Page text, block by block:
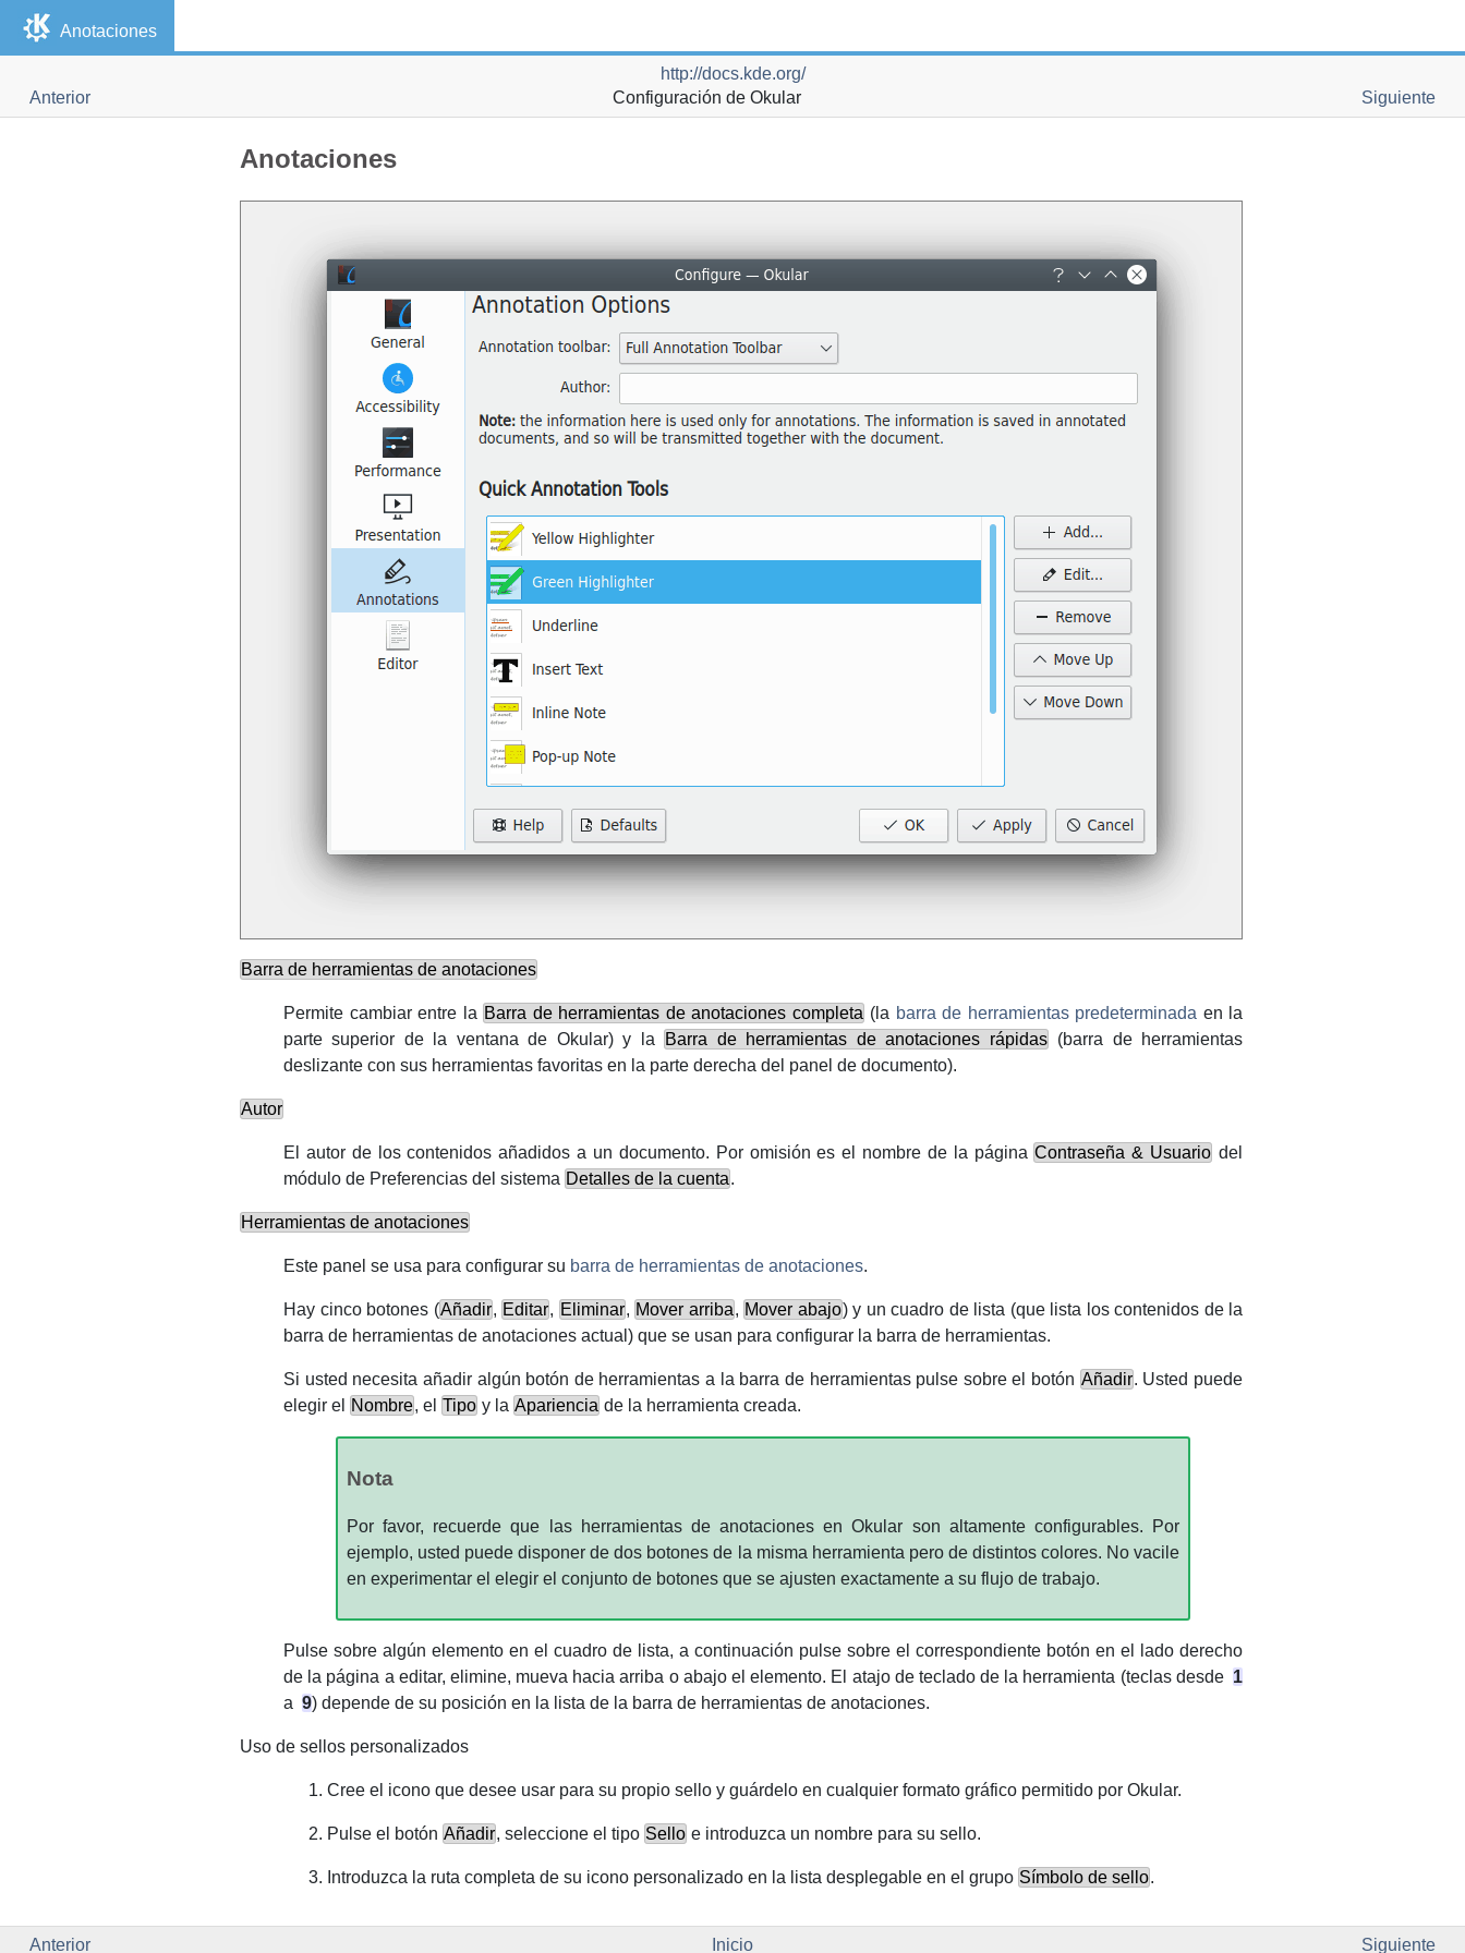
Anotaciones
http://docs.kde.org/
Anterior
Configuración de Okular Siguiente
Anotaciones
Barra de herramientas de anotaciones
Permite cambiar entre la Barra de herramientas de anotaciones completa (la barra de herramientas predeterminada en la
parte superior de la ventana de Okular) y la Barra de herramientas de anotaciones rápidas (barra de herramientas
deslizante con sus herramientas favoritas en la parte derecha del panel de documento).
Autor
El autor de los contenidos añadidos a un documento. Por omisión es el nombre de la página Contraseña & Usuario del
módulo de Preferencias del sistema Detalles de la cuenta.
Herramientas de anotaciones
Este panel se usa para configurar su barra de herramientas de anotaciones.
Hay cinco botones (Añadir, Editar, Eliminar, Mover arriba, Mover abajo) y un cuadro de lista (que lista los contenidos de la
barra de herramientas de anotaciones actual) que se usan para configurar la barra de herramientas.
Si usted necesita añadir algún botón de herramientas a la barra de herramientas pulse sobre el botón Añadir. Usted puede
elegir el
Nombre, el Tipo y la Apariencia de la herramienta creada.
Nota
Por favor, recuerde que las herramientas de anotaciones enOkular son altamente configurables. Por
ejemplo, usted puede disponer de dos botones de la misma herramienta pero de distintos colores. No vacile
en experimentar el elegir el conjunto de botones que se ajusten exactamente a su flujo de trabajo.
Pulse sobre algún elemento en el cuadro de lista, a continuación pulse sobre el correspondiente botón en el lado derecho
de la página a editar, elimine, mueva hacia arriba o abajo el elemento. El atajo de teclado de la herramienta (teclas desde 1
a 9) depende de su posición en la lista de la barra de herramientas de anotaciones.
Uso de sellos personalizados
Cree el icono que desee usar para su propio sello y guárdelo en cualquier formato gráfico permitido por Okular.
Pulse el botón Añadir, seleccione el tipo Sello e introduzca un nombre para su sello.
Introduzca la ruta completa de su icono personalizado en la lista desplegable en el grupo Símbolo de sello.
Anterior Inicio Siguiente